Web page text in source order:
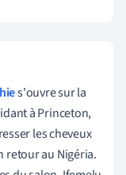
s'ouvre sur la
à Princeton,
les cheveux
retour au Nigéria.